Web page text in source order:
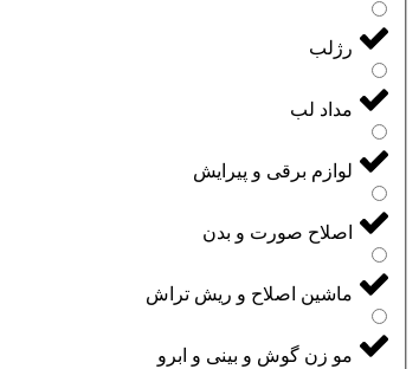
رژلب
مداد لب
لوازم برقی و پیرایش
اصلاح صورت و بدن
ماشین اصلاح و ریش تراش
مو زن گوش و بینی و ابرو